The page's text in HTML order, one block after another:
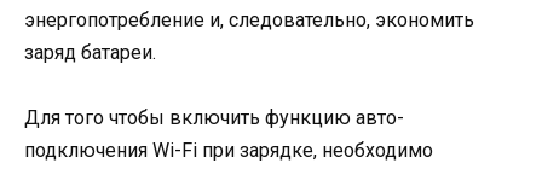
энергопотребление и, следовательно, экономить
заряд батареи.
Для того чтобы включить функцию авто-
подключения Wi-Fi при зарядке, необходимо